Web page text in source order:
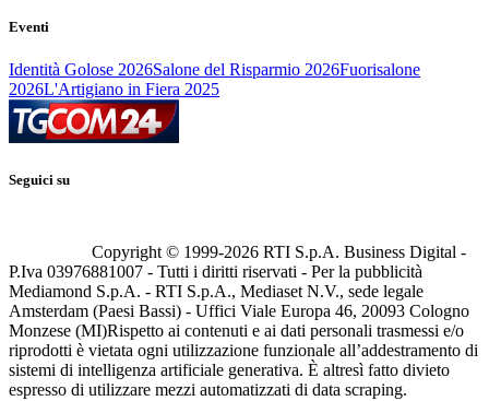
Eventi
Identità Golose 2026Salone del Risparmio 2026Fuorisalone
2026L'Artigiano in Fiera 2025
Seguici su
Copyright © 1999-2026 RTI S.p.A. Business Digital -
P.Iva 03976881007 - Tutti i diritti riservati - Per la pubblicità
Mediamond S.p.A. - RTI S.p.A., Mediaset N.V., sede legale
Amsterdam (Paesi Bassi) - Uffici Viale Europa 46, 20093 Cologno
Monzese (MI)Rispetto ai contenuti e ai dati personali trasmessi e/o
riprodotti è vietata ogni utilizzazione funzionale all’addestramento di
sistemi di intelligenza artificiale generativa. È altresì fatto divieto
espresso di utilizzare mezzi automatizzati di data scraping.